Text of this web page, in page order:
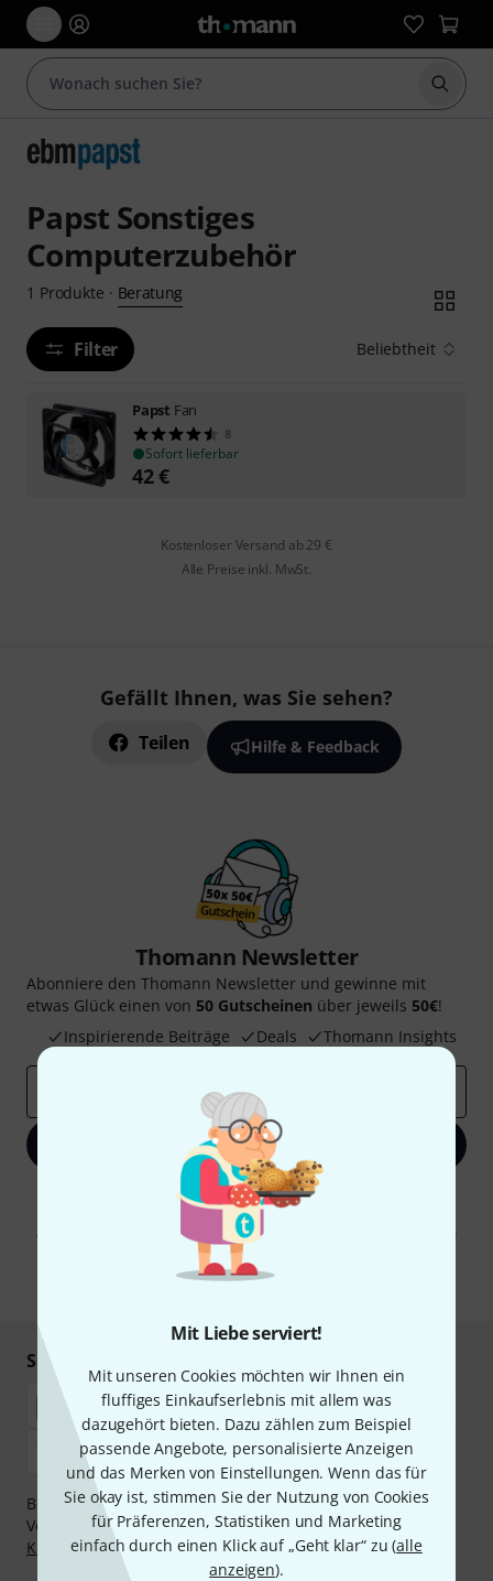
Mit Liebe serviert!
Mit unseren Cookies möchten wir Ihnen ein
fluffiges Einkaufserlebnis mit allem was
dazugehört bieten. Dazu zählen zum Beispiel
passende Angebote, personalisierte Anzeigen
und das Merken von Einstellungen. Wenn das für
Sie okay ist, stimmen Sie der Nutzung von Cookies
für Präferenzen, Statistiken und Marketing
einfach durch einen Klick auf „Geht klar“ zu (alle
anzeigen).
Suche
Papst Sonstiges
Computerzubehör
1 Produkte · Beratung
Filter Beliebtheit
Papst Fan
8
Sofort lieferbar
42€
Kostenloser Versand ab 29 €
Alle Preise inkl. MwSt.
Gefällt Ihnen, was Sie sehen?
Teilen Hilfe & Feedback
Thomann Newsletter
Abonniere den Thomann Newsletter und gewinne mit
etwas Glück einen von 50 Gutscheinen über jeweils 50€!
Inspirierende Beiträge
Deals Thomann Insights
Jetzt anmelden
Mit Klick auf „Jetzt anmelden“ stimmen Sie dem Erhalt von E-Mail-
Werbung und einer Messung des E-Mail-Nutzungsverhaltens zu. Die
Abmeldung ist jederzeit möglich. Weitere Informationen finden Sie in
unserenDatenschutzhinweisen
* Pflichtfeld
Sicher einkaufen & bezahlen
Bezahlen Sie vertraulich und sicher per Nachnahme,
Vorkasse, PayPal, Amazon Pay,Klarna Sofort bezahlen
Klarna Ratenzahlungoder Kreditkarte.